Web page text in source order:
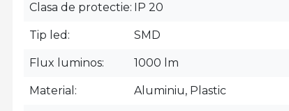
Clasa de protectie IP 20
Tip led SMD
Flux luminos 1000 lm
Material Aluminiu, Plastic